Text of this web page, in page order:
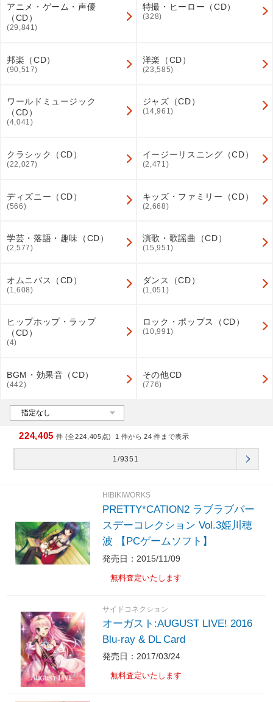
アニメ・ゲーム・声優
（CD）
(29,841)
特撮・ヒーロー（CD）
(328)
邦楽（CD）
(90,517)
洋楽（CD）
(23,585)
ワールドミュージック
（CD）
(4,041)
ジャズ（CD）
(14,961)
クラシック（CD）
(22,027)
イージーリスニング（CD）
(2,471)
ディズニー（CD）
(566)
キッズ・ファミリー（CD）
(2,668)
学芸・落語・趣味（CD）
(2,577)
演歌・歌謡曲（CD）
(15,951)
オムニバス（CD）
(1,608)
ダンス（CD）
(1,051)
ヒップホップ・ラップ
（CD）
(4)
ロック・ポップス（CD）
(10,991)
BGM・効果音（CD）
(442)
その他CD
(776)
224,405 件 (全224,405点) 1 件から 24 件まで表示
1/9351
HIBIKIWORKS
PRETTY*CATION2 ラブラブバー
スデーコレクション Vol.3姫川穂
波 【PCゲームソフト】
発売日：2015/11/09
無料査定いたします
サイドコネクション
オーガスト:AUGUST LIVE! 2016
Blu-ray & DL Card
発売日：2017/03/24
無料査定いたします